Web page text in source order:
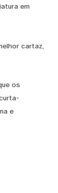
em
cartaz,
os
e